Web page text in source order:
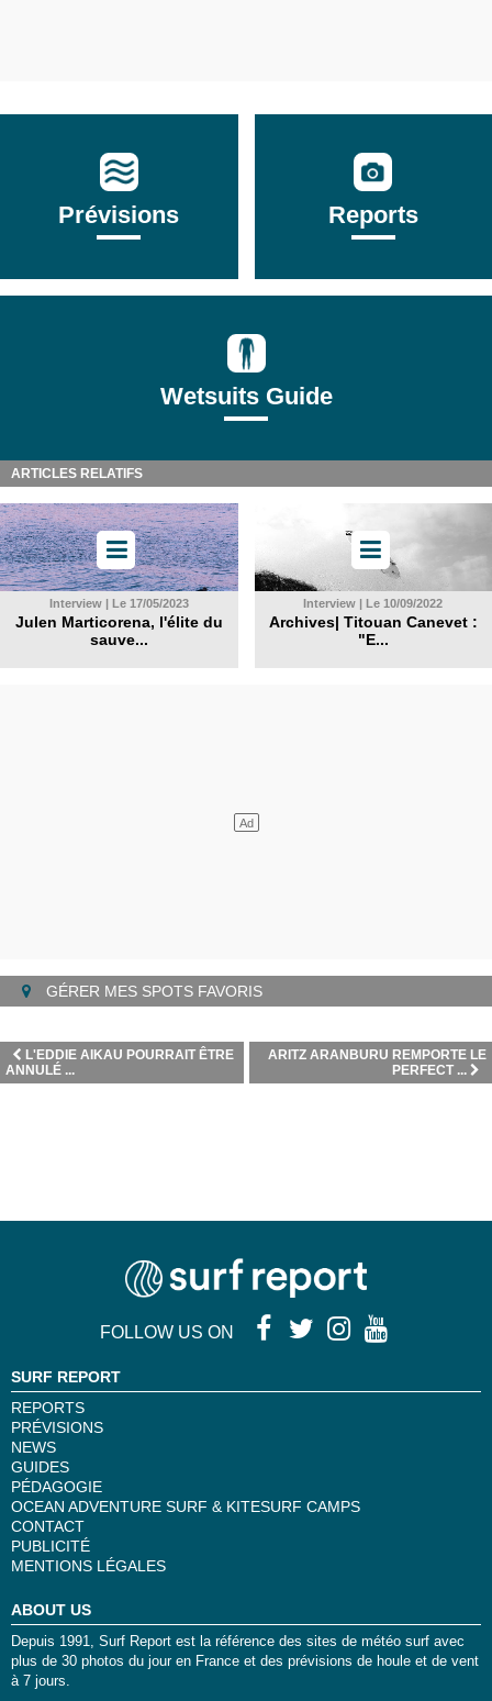
Prévisions Reports
Wetsuits Guide
ARTICLES RELATIFS
Interview | Le 17/05/2023
Julen Marticorena, l'élite du
sauve...
Interview | Le 10/09/2022
Archives| Titouan Canevet :
"E...
GÉRER MES SPOTS FAVORIS
ARITZ ARANBURU REMPORTE LE
PERFECT ...
L'EDDIE AIKAU POURRAIT ÊTRE
ANNULÉ ...
FOLLOW US ON
SURF REPORT
REPORTS
PRÉVISIONS
NEWS
GUIDES
PÉDAGOGIE
OCEAN ADVENTURE SURF & KITESURF CAMPS
CONTACT
PUBLICITÉ
MENTIONS LÉGALES
ABOUT US
Depuis 1991, Surf Report est la référence des sites de météo surf avec
plus de 30 photos du jour en France et des prévisions de houle et de vent
à 7 jours.